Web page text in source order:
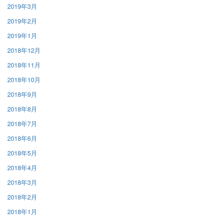
2019年3月
2019年2月
2019年1月
2018年12月
2018年11月
2018年10月
2018年9月
2018年8月
2018年7月
2018年6月
2018年5月
2018年4月
2018年3月
2018年2月
2018年1月